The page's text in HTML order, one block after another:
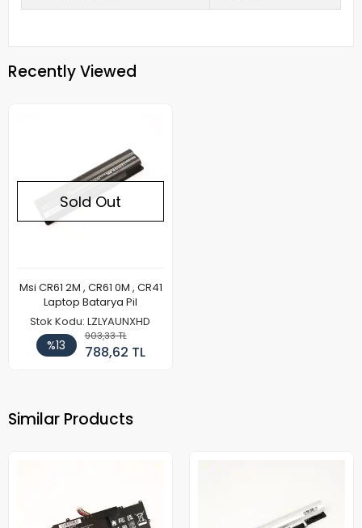
Recently Viewed
Sold Out
Msi CR61 2M , CR61 0M , CR41
Laptop Batarya Pil
Stok Kodu: LZLYAUNXHD
%13
903,33 TL
788,62 TL
Similar Products